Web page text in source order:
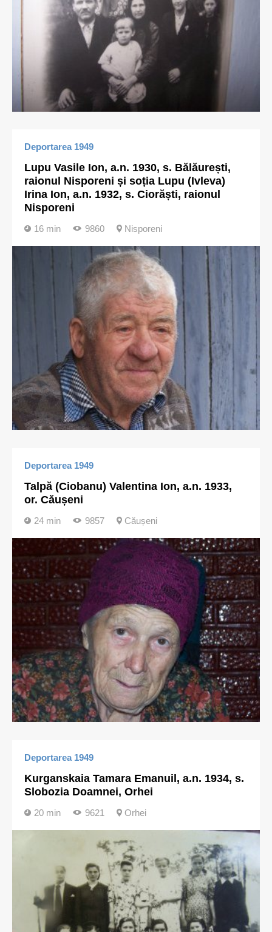
Deportarea 1949
Lupu Vasile Ion, a.n. 1930, s. Bălăurești,
raionul Nisporeni și soția Lupu (Ivleva)
Irina Ion, a.n. 1932, s. Ciorăști, raionul
Nisporeni
16 min 9860 Nisporeni
Deportarea 1949
Talpă (Ciobanu) Valentina Ion, a.n. 1933,
or. Căușeni
24 min 9857 Căușeni
Deportarea 1949
Kurganskaia Tamara Emanuil, a.n. 1934, s.
Slobozia Doamnei, Orhei
20 min 9621 Orhei